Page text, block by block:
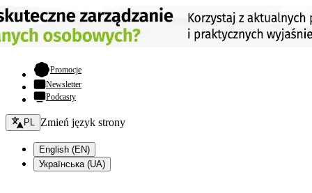
Promocje- otwiera się w nowej karcie
Newsletter
Podcasty
Zmień język - bieżący:
PL Zmień język strony
English (EN)
Українська (UA)